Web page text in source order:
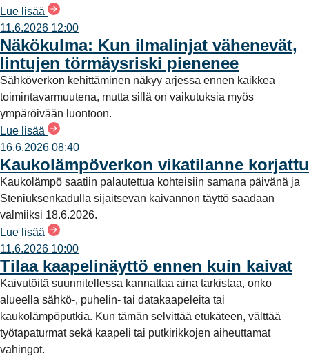
Lue lisää
11.6.2026 12:00
Näkökulma: Kun ilmalinjat vähenevät,
lintujen törmäysriski pienenee
Sähköverkon kehittäminen näkyy arjessa ennen kaikkea
toimintavarmuutena, mutta sillä on vaikutuksia myös
ympäröivään luontoon.
Lue lisää
16.6.2026 08:40
Kaukolämpöverkon vikatilanne korjattu
Kaukolämpö saatiin palautettua kohteisiin samana päivänä ja
Steniuksenkadulla sijaitsevan kaivannon täyttö saadaan
valmiiksi 18.6.2026.
Lue lisää
11.6.2026 10:00
Tilaa kaapelinäyttö ennen kuin kaivat
Kaivutöitä suunnitellessa kannattaa aina tarkistaa, onko
alueella sähkö-, puhelin- tai datakaapeleita tai
kaukolämpöputkia. Kun tämän selvittää etukäteen, välttää
työtapaturmat sekä kaapeli tai putkirikkojen aiheuttamat
vahingot.